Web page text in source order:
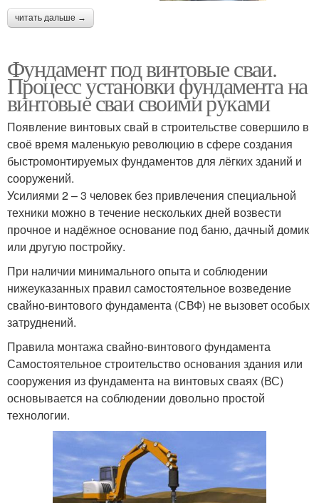
читать дальше →
Фундамент под винтовые сваи.
Процесс установки фундамента на
винтовые сваи своими руками
Появление винтовых свай в строительстве совершило в
своё время маленькую революцию в сфере создания
быстромонтируемых фундаментов для лёгких зданий и
сооружений.
Усилиями 2 – 3 человек без привлечения специальной
техники можно в течение нескольких дней возвести
прочное и надёжное основание под баню, дачный домик
или другую постройку.
При наличии минимального опыта и соблюдении
нижеуказанных правил самостоятельное возведение
свайно-винтового фундамента (СВФ) не вызовет особых
затруднений.
Правила монтажа свайно-винтового фундамента
Самостоятельное строительство основания здания или
сооружения из фундамента на винтовых сваях (ВС)
основывается на соблюдении довольно простой
технологии.